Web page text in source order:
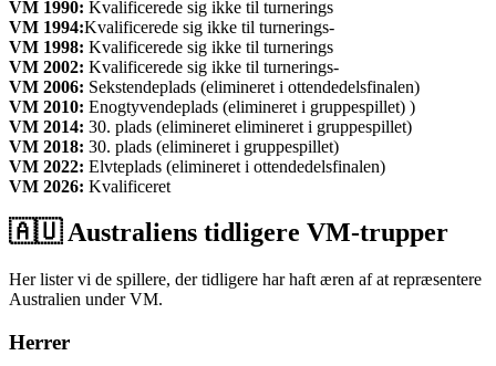
VM 1990: Kvalificerede sig ikke til turnerings
VM 1994:Kvalificerede sig ikke til turnerings-
VM 1998: Kvalificerede sig ikke til turnerings
VM 2002: Kvalificerede sig ikke til turnerings-
VM 2006: Sekstendeplads (elimineret i ottendedelsfinalen)
VM 2010: Enogtyvendeplads (elimineret i gruppespillet) )
VM 2014: 30. plads (elimineret elimineret i gruppespillet)
VM 2018: 30. plads (elimineret i gruppespillet)
VM 2022: Elvteplads (elimineret i ottendedelsfinalen)
VM 2026: Kvalificeret
🇦🇺 Australiens tidligere VM-trupper
Her lister vi de spillere, der tidligere har haft æren af ​​at repræsentere
Australien under VM.
Herrer